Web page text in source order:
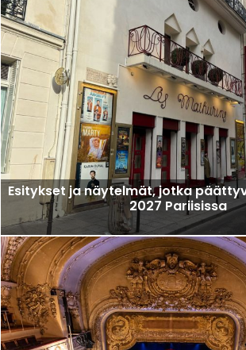
Esitykset ja näytelmät, jotka
2027 Pariisissa